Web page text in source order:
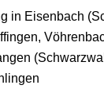
in Eisenbach